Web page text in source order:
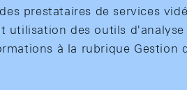
prestataires de services
utilisation des outils d'analyse
à la rubrique Gestion